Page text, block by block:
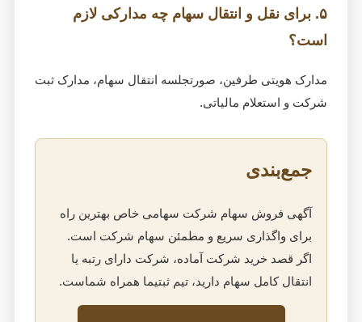
۵. برای نقل و انتقال سهام چه مدارکی لازم
است؟
مدارک هویتی طرفین، صورتجلسه انتقال سهام، مدارک ثبت
شرکت و استعلام مالیاتی.
جمع‌بندی
آگهی فروش سهام شرکت سهامی خاص بهترین راه
برای واگذاری سریع و مطمئن سهام شرکت است.
اگر قصد خرید شرکت آماده، شرکت دارای رتبه یا
انتقال کامل سهام دارید، تیم ثبتیما همراه شماست.